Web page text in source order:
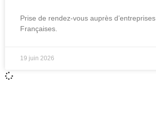
Prise de rendez-vous auprès d’entreprises
Françaises.
19 juin 2026